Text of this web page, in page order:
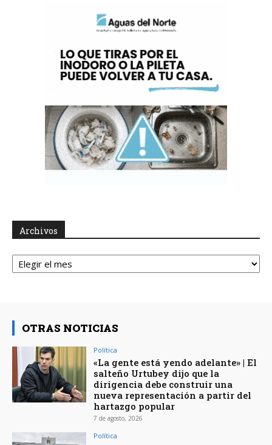
Archivos
Archivos
OTRAS NOTICIAS
Política
«La gente está yendo adelante» | El
salteño Urtubey dijo que la
dirigencia debe construir una
nueva representación a partir del
hartazgo popular
7 de agosto, 2026
Política